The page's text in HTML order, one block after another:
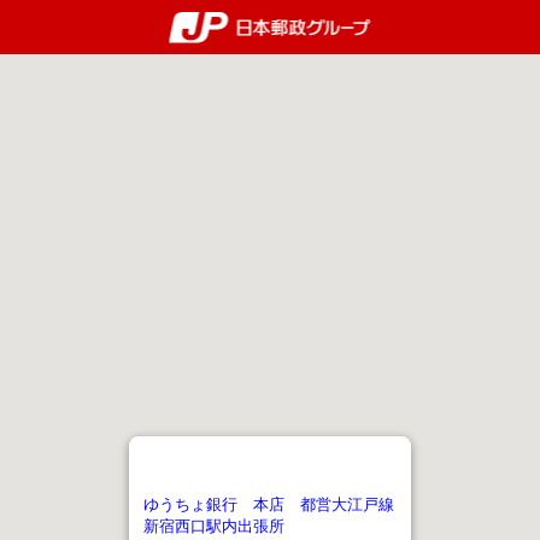
郵便局・日本郵政グループ
ゆうちょ銀行 本店 都営大江戸線
新宿西口駅内出張所